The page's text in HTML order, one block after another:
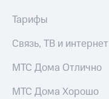
связь
номер
в МТС
Тарифы
приложение
Мой
МТС
Акции
Скидка 30%
Тарифы
Связь, ТВ и интернет
МТС Дома Отлично
МТС Дома Хорошо